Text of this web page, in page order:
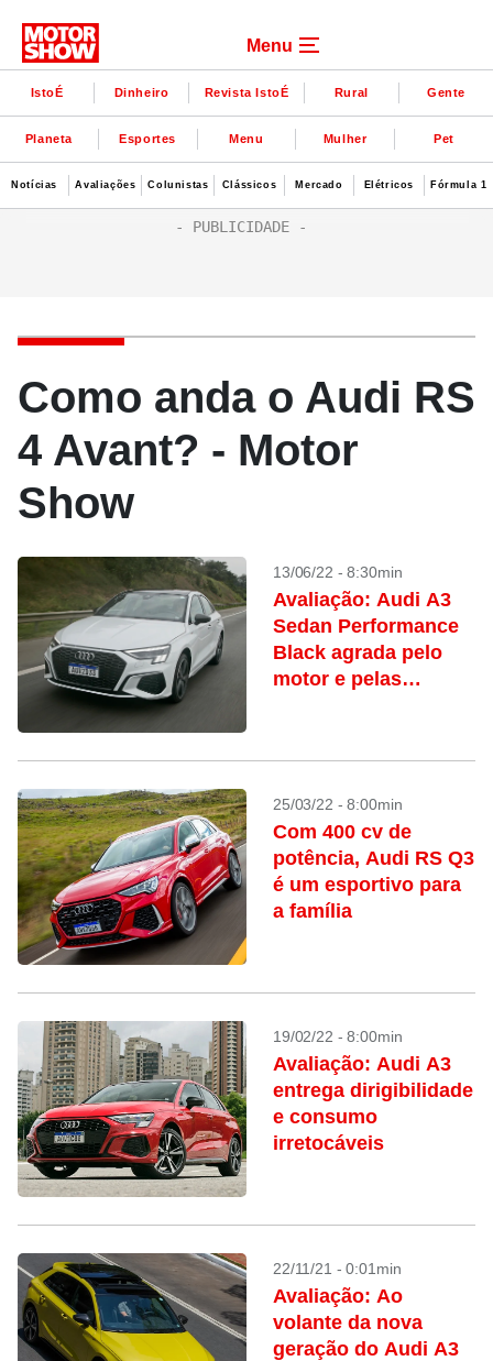
Menu
IstoÉ Dinheiro Revista IstoÉ Rural Gente
Planeta Esportes Menu Mulher Pet
Notícias Avaliações Colunistas Clássicos Mercado Elétricos Fórmula 1
Como anda o Audi RS
4 Avant? - Motor
Show
13/06/22 - 8:30min
Avaliação: Audi A3
Sedan Performance
Black agrada pelo
motor e pelas
25/03/22 - 8:00min
Com 400 cv de
potência, Audi RS Q3
é um esportivo para
a família
19/02/22 - 8:00min
Avaliação: Audi A3
entrega dirigibilidade
e consumo
irretocáveis
22/11/21 - 0:01min
Avaliação: Ao
volante da nova
geração do Audi A3